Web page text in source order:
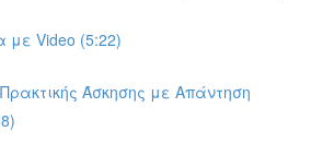
με Video (5:22)
Άσκησης με Απάντηση